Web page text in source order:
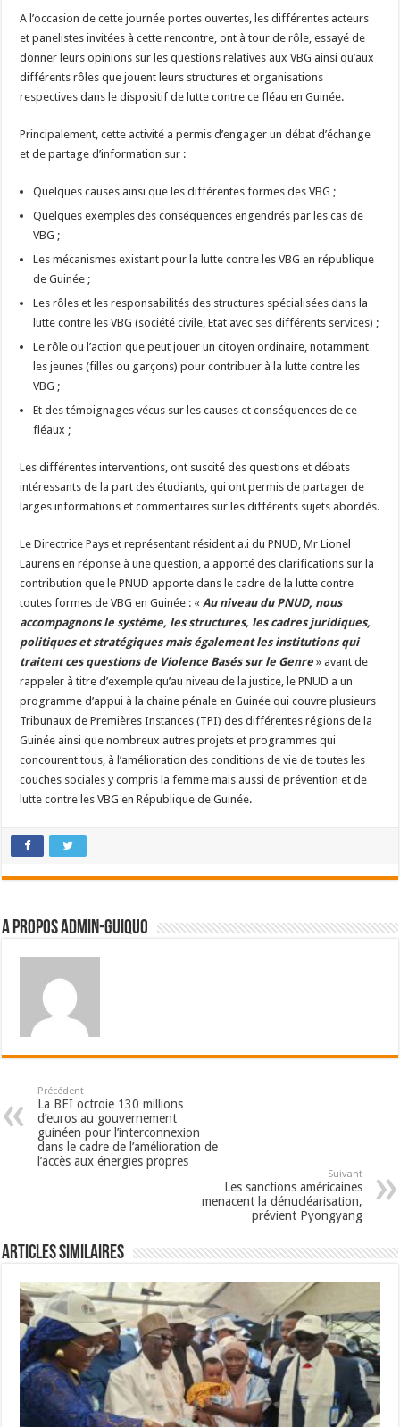
A l’occasion de cette journée portes ouvertes, les différentes acteurs
et panelistes invitées à cette rencontre, ont à tour de rôle, essayé de
donner leurs opinions sur les questions relatives aux VBG ainsi qu’aux
différents rôles que jouent leurs structures et organisations
respectives dans le dispositif de lutte contre ce fléau en Guinée.
Principalement, cette activité a permis d’engager un débat d’échange
et de partage d’information sur :
Quelques causes ainsi que les différentes formes des VBG ;
Quelques exemples des conséquences engendrés par les cas de
VBG ;
Les mécanismes existant pour la lutte contre les VBG en république
de Guinée ;
Les rôles et les responsabilités des structures spécialisées dans la
lutte contre les VBG (société civile, Etat avec ses différents services) ;
Le rôle ou l’action que peut jouer un citoyen ordinaire, notamment
les jeunes (filles ou garçons) pour contribuer à la lutte contre les
VBG ;
Et des témoignages vécus sur les causes et conséquences de ce
fléaux ;
Les différentes interventions, ont suscité des questions et débats
intéressants de la part des étudiants, qui ont permis de partager de
larges informations et commentaires sur les différents sujets abordés.
Le Directrice Pays et représentant résident a.i du PNUD, Mr Lionel
Laurens en réponse à une question, a apporté des clarifications sur la
contribution que le PNUD apporte dans le cadre de la lutte contre
toutes formes de VBG en Guinée : «Au niveau du PNUD, nous
accompagnons le système, les structures, les cadres juridiques,
politiques et stratégiques mais également les institutions qui
traitent ces questions de Violence Basés sur le Genre » avant de
rappeler à titre d’exemple qu’au niveau de la justice, le PNUD a un
programme d’appui à la chaine pénale en Guinée qui couvre plusieurs
Tribunaux de Premières Instances (TPI) des différentes régions de la
Guinée ainsi que nombreux autres projets et programmes qui
concourent tous, à l’amélioration des conditions de vie de toutes les
couches sociales y compris la femme mais aussi de prévention et de
lutte contre les VBG en République de Guinée.
A propos admin-guiquo
Précédent
La BEI octroie 130 millions
d’euros au gouvernement
guinéen pour l’interconnexion
dans le cadre de l’amélioration de
l’accès aux énergies propres
Suivant
Les sanctions américaines
menacent la dénucléarisation,
prévient Pyongyang
Articles Similaires